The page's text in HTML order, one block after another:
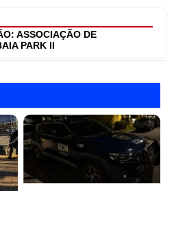
ASSOCIAÇÃO DE
PARK II